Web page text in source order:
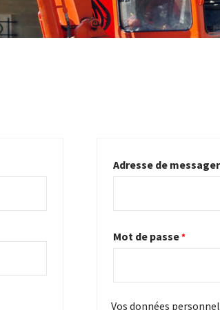
Adresse de
Mot de passe*
Vos données